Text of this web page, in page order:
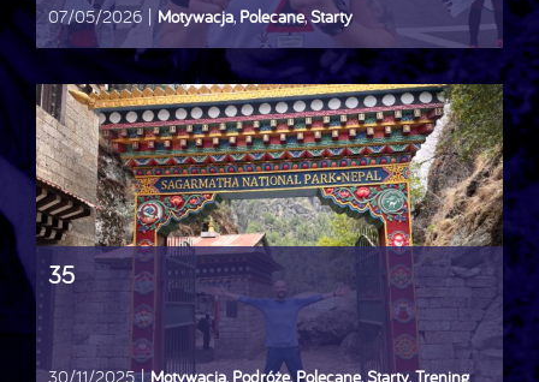
07/05/2026 Motywacja, Polecane,Starty
35
30/11/2025 | Motywacja, Podróże,Polecane,Starty,Trening